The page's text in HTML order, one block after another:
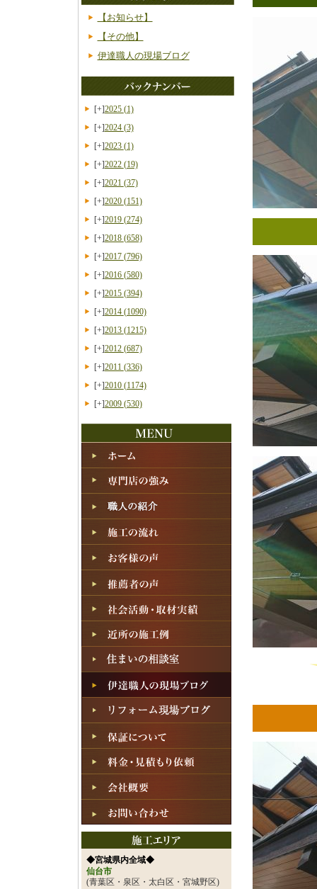
【お知らせ】
【その他】
伊達職人の現場ブログ
[+]2025 (1)
[+]2024 (3)
[+]2023 (1)
[+]2022 (19)
[+]2021 (37)
[+]2020 (151)
[+]2019 (274)
[+]2018 (658)
[+]2017 (796)
[+]2016 (580)
[+]2015 (394)
[+]2014 (1090)
[+]2013 (1215)
[+]2012 (687)
[+]2011 (336)
[+]2010 (1174)
[+]2009 (530)
◆宮城県内全域◆
仙台市
(青葉区・泉区・太白区・宮城野区)